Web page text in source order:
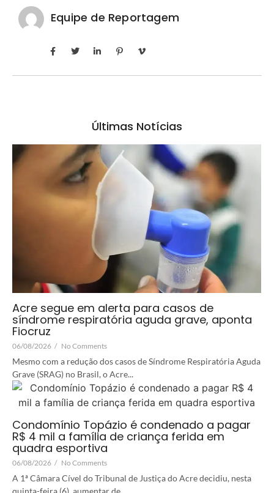
Equipe de Reportagem
Últimas Notícias
Acre segue em alerta para casos de
síndrome respiratória aguda grave, aponta
Fiocruz
06/08/2026 / No Comments
Mesmo com a redução dos casos de Síndrome Respiratória Aguda
Grave (SRAG) no Brasil, o Acre...
Condomínio Topázio é condenado a pagar
R$ 4 mil a família de criança ferida em
quadra esportiva
06/08/2026 / No Comments
A 1ª Câmara Cível do Tribunal de Justiça do Acre decidiu, nesta
quinta-feira (6), aumentar de...